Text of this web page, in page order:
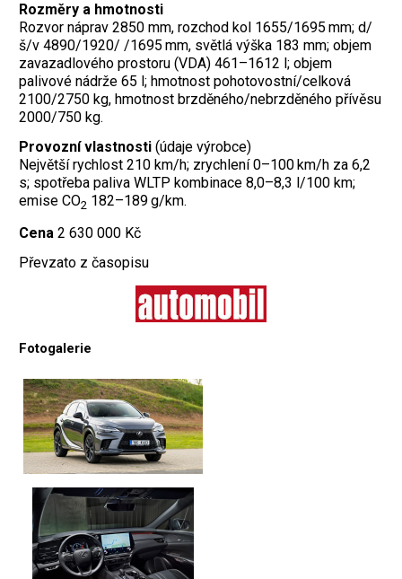
Rozměry a hmotnosti
Rozvor náprav 2850 mm, rozchod kol 1655/1695 mm; d/
š/v 4890/1920/ /1695 mm, světlá výška 183 mm; objem
zavazadlového prostoru (VDA) 461–1612 l; objem
palivové nádrže 65 l; hmotnost pohotovostní/celková
2100/2750 kg, hmotnost brzděného/nebrzděného přívěsu
2000/750 kg.
Provozní vlastnosti (údaje výrobce)
Největší rychlost 210 km/h; zrychlení 0–100 km/h za 6,2
s; spotřeba paliva WLTP kombinace 8,0–8,3 l/100 km;
emise CO2 182–189 g/km.
Cena 2 630 000 Kč
Převzato z časopisu
Fotogalerie